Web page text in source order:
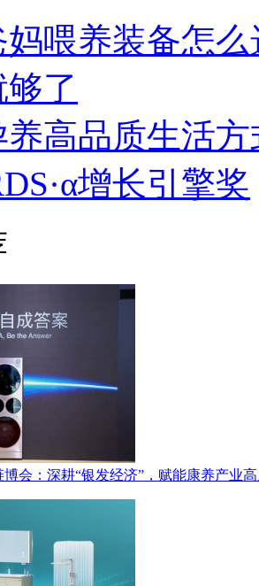
妈喂养装备怎
了
高品质生活
增长引擎奖
博会：深耕“银发经济”，赋能康养产业